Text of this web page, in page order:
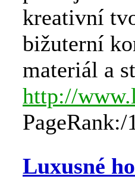
kreativní
bižuterní
materiál a
http://
Luxusné